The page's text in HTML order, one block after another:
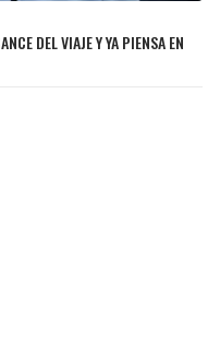
DEL VIAJE Y YA PIENSA EN